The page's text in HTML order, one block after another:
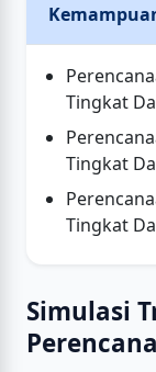
Tingkat
Tingkat
Tingkat
Simulasi
Perencana